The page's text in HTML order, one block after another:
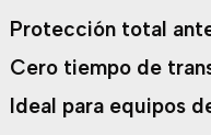
Protección total
Cero tiempo de
Ideal para equipos